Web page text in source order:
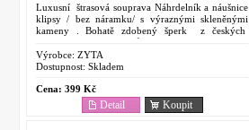
Luxusní štrasová souprava Náhrdelník a náušnice
klipsy / bez náramku/ s výraznými skleněnými
kameny . Bohatě zdobený šperk z českých
broušených stras kamenů, nabídce. . TModní...
Výrobce: ZYTA
Dostupnost: Skladem
Cena: 399 Kč
Koupit
Detail